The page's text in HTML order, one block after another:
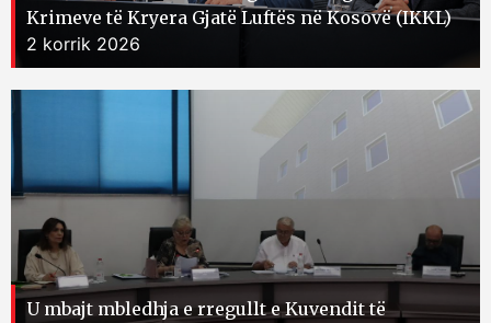
Krimeve të Kryera Gjatë Luftës në Kosovë (IKKL)
2 korrik 2026
U mbajt mbledhja e rregullt e Kuvendit të